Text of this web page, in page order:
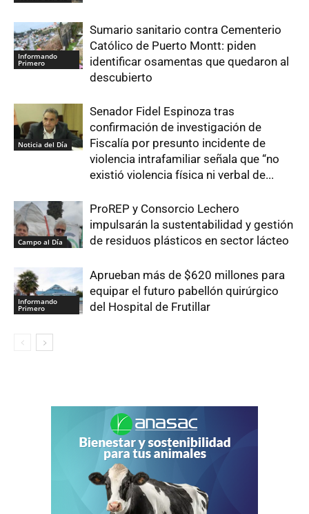
Informando
Primero
Sumario sanitario contra Cementerio
Católico de Puerto Montt: piden
identificar osamentas que quedaron al
descubierto
Noticia del Día
Senador Fidel Espinoza tras
confirmación de investigación de
Fiscalía por presunto incidente de
violencia intrafamiliar señala que “no
existió violencia física ni verbal de...
Campo al Día
ProREP y Consorcio Lechero
impulsarán la sustentabilidad y gestión
de residuos plásticos en sector lácteo
Informando
Primero
Aprueban más de $620 millones para
equipar el futuro pabellón quirúrgico
del Hospital de Frutillar